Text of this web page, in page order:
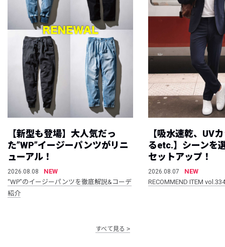
【新型も登場】大人気だっ
た”WP”イージーパンツがリニ
ューアル！
2026.08.08
NEW
“WP”のイージーパンツを徹底解説&コーデ
紹介
【吸水速乾、UV
るetc.】シーンを
セットアップ！
2026.08.07
NEW
RECOMMEND ITEM vol.334
すべて見る